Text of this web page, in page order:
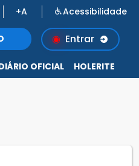
+A Acessibilidade
Entrar
OFICIAL HOLERITE